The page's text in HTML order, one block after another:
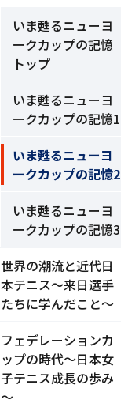
いま甦るニューヨ
ークカップの記憶
トップ
いま甦るニューヨ
ークカップの記憶1
いま甦るニューヨ
ークカップの記憶2
いま甦るニューヨ
ークカップの記憶3
世界の潮流と近代日
本テニス～来日選手
たちに学んだこと～
フェデレーションカ
ップの時代～日本女
子テニス成長の歩み
～